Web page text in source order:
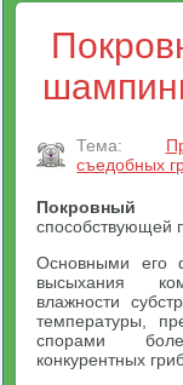
Тема:
съедобных
Покровный
способствующей
Основными его
высыхания
влажности
температуры,
спорами
конкурентных